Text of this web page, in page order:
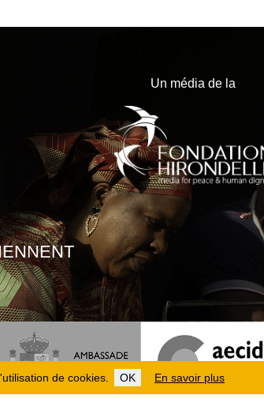
de cookies. OK En savoir plus
Un média de la